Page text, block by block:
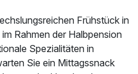
Frühstück in
Rahmen der Halbpension
Spezialitäten in
Sie ein Mittagssnack